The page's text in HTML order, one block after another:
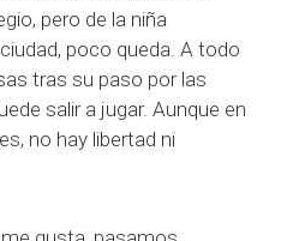
pero de la niña
poco queda. A todo
tras su paso por las
salir a jugar. Aunque en
no hay libertad ni